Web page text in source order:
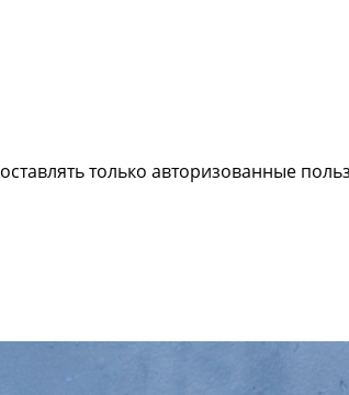
только авторизованные